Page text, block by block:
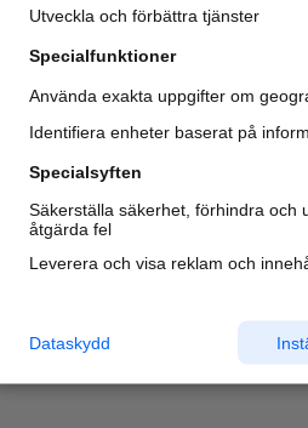
Utveckla och förbättra tjänster
Specialfunktioner
Använda exakta uppgifter om
Identifiera enheter baserat på
Specialsyften
Säkerställa säkerhet, förhindra och
åtgärda fel
Leverera och visa reklam och
Dataskydd